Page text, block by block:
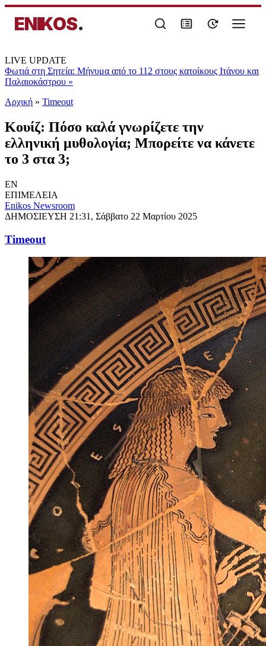
ENIKOS.
LIVE UPDATE
Φωτιά στη Σητεία: Μήνυμα από το 112 στους κατοίκους Ιτάνου και
Παλαιοκάστρου »
Αρχική » Timeout
Κουίζ: Πόσο καλά γνωρίζετε την
ελληνική μυθολογία; Μπορείτε να κάνετε
το 3 στα 3;
EN
ΕΠΙΜΕΛΕΙΑ
Enikos Newsroom
ΔΗΜΟΣΙΕΥΣΗ 21:31, Σάββατο 22 Μαρτίου 2025
Timeout